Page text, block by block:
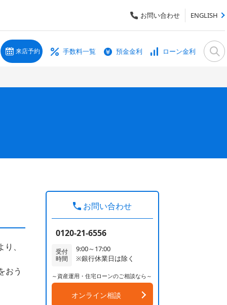
お問い合わせ ENGLISH
来店予約 手数料一覧 預金金利 ローン金利
、
おう
お問い合わせ
0120-21-6556
受付
時間
9:00～17:00
※銀行休業日は除く
～資産運用・住宅ローンのご相談なら～
オンライン相談